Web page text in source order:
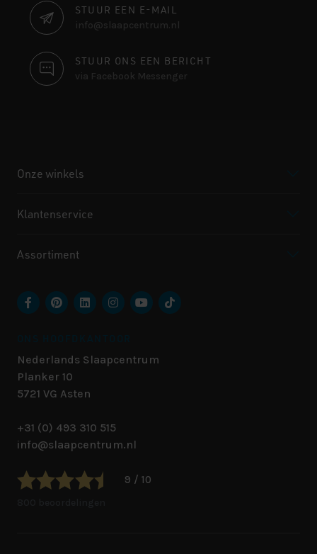
STUUR EEN E-MAIL
info@slaapcentrum.nl
STUUR ONS EEN BERICHT
via Facebook Messenger
Onze winkels
Klantenservice
Assortiment
Nederlands Slaapcentrum
Planker 10
5721 VG Asten
+31 (0) 493 310 515
info@slaapcentrum.nl
9 / 10